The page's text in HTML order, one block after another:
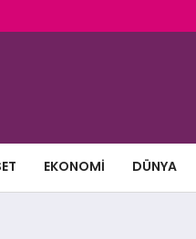
EKONOMI DÜNYA